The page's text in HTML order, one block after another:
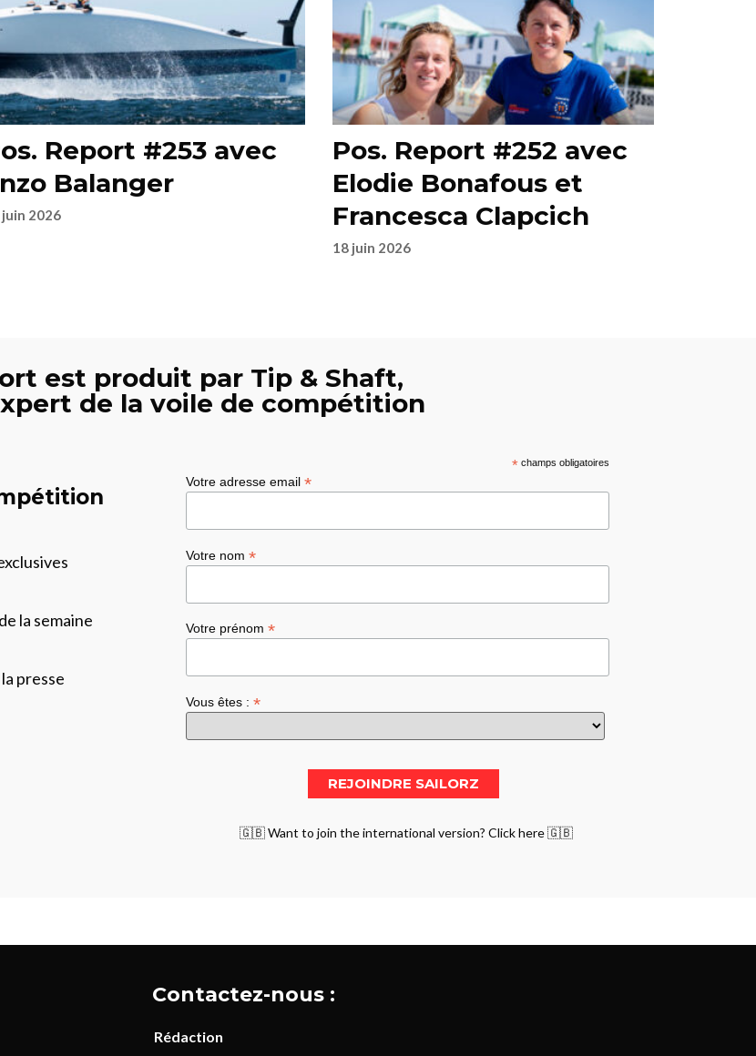
Report #253 avec
Balanger
juin 2026
Pos. Report #252 avec
Elodie Bonafous et
Francesca Clapcich
18 juin 2026
est produit par Tip & Shaft,
de la voile de compétition
la semaine
presse
*champs obligatoires
Votre adresse email *
Votre nom *
Votre prénom *
Vous êtes : *
🇬🇧 Want to join the international version? Click here 🇬🇧
Contactez-nous :
Rédaction